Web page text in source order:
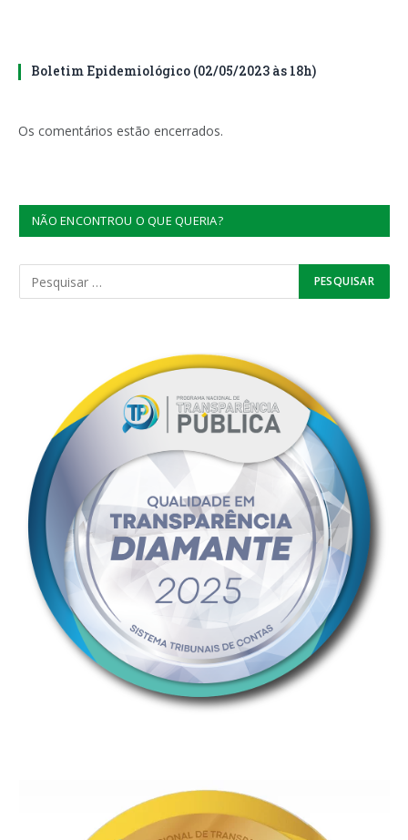
Boletim Epidemiológico (02/05/2023 às 18h)
Os comentários estão encerrados.
NÃO ENCONTROU O QUE QUERIA?